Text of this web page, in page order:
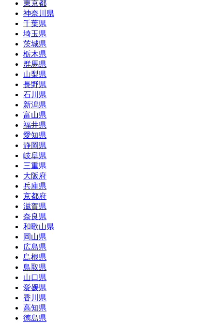
東京都
神奈川県
千葉県
埼玉県
茨城県
栃木県
群馬県
山梨県
長野県
石川県
新潟県
富山県
福井県
愛知県
静岡県
岐阜県
三重県
大阪府
兵庫県
京都府
滋賀県
奈良県
和歌山県
岡山県
広島県
島根県
鳥取県
山口県
愛媛県
香川県
高知県
徳島県